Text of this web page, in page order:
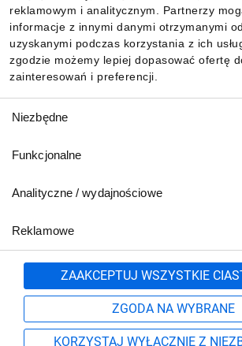
reklamowym i analitycznym. Partnerzy
informacje z innymi danymi otrzymanymi
uzyskanymi podczas korzystania z ich
zgodzie możemy lepiej dopasować ofertę
zainteresowań i preferencji.
zgody
Niezbędne
Funkcjonalne
Analityczne / wydajnościowe
Reklamowe
ZAAKCEPTUJ WSZYSTKIE
ZGODA NA WYBRANE
KORZYSTAJ WYŁĄCZNIE Z
Pobierz naszą aplikację
801 500 700 lub
71 37
Formularz kontaktowy